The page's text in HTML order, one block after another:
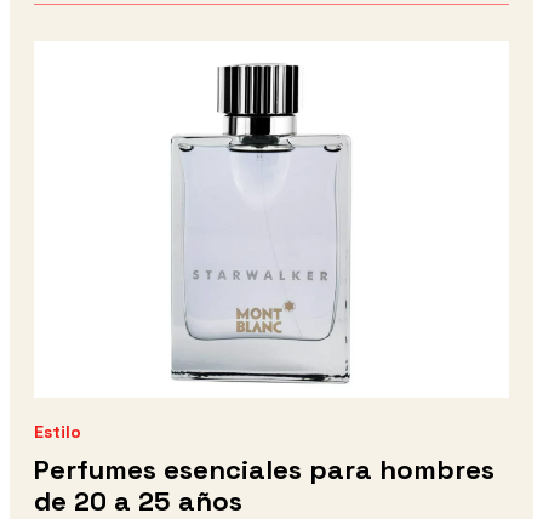
Estilo
Perfumes esenciales para hombres
de 20 a 25 años